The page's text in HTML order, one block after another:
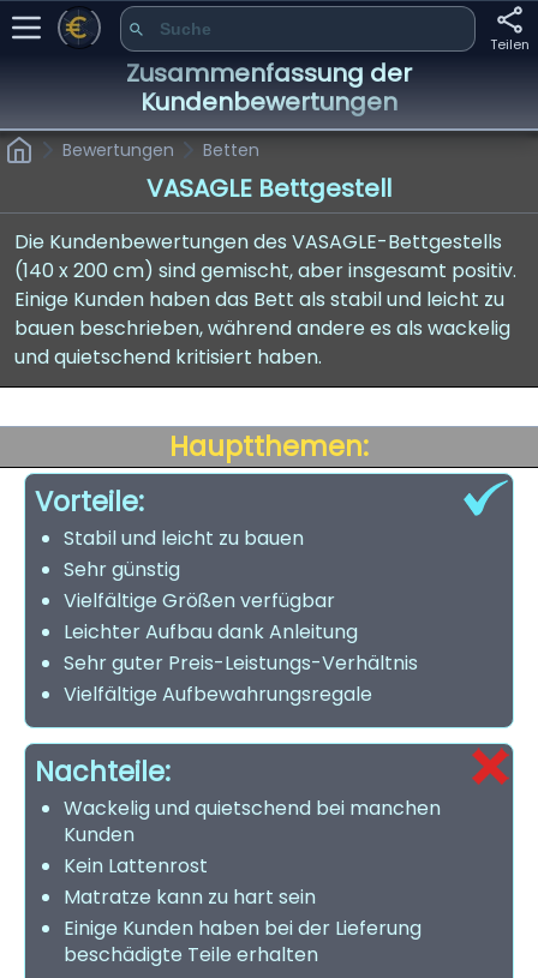
Teilen
Zusammenfassung der
Kundenbewertungen
Bewertungen Betten
VASAGLE Bettgestell
Die Kundenbewertungen des VASAGLE-Bettgestells
(140 x 200 cm) sind gemischt, aber insgesamt positiv.
Einige Kunden haben das Bett als stabil und leicht zu
bauen beschrieben, während andere es als wackelig
und quietschend kritisiert haben.
Hauptthemen:
Vorteile:
Stabil und leicht zu bauen
Sehr günstig
Vielfältige Größen verfügbar
Leichter Aufbau dank Anleitung
Sehr guter Preis-Leistungs-Verhältnis
Vielfältige Aufbewahrungsregale
Nachteile:
Wackelig und quietschend bei manchen
Kunden
Kein Lattenrost
Matratze kann zu hart sein
Einige Kunden haben bei der Lieferung
beschädigte Teile erhalten